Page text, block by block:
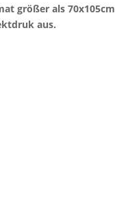
größer als 70x105cm
aus.